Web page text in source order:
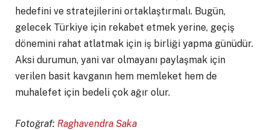
hedefini ve stratejilerini ortaklaştırmalı. Bugün,
gelecek Türkiye için rekabet etmek yerine, geçiş
dönemini rahat atlatmak için iş birliği yapma günüdür.
Aksi durumun, yani var olmayanı paylaşmak için
verilen basit kavganın hem memleket hem de
muhalefet için bedeli çok ağır olur.
Fotoğraf: Raghavendra Saka